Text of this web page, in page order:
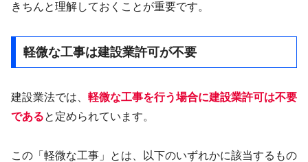
きちんと理解しておくことが重要です。
軽微な工事は建設業許可が不要
建設業法では、 軽微な工事を行う場合に建設業許可は不要
であると定められています。
この「軽微な工事」とは、以下のいずれかに該当するもの